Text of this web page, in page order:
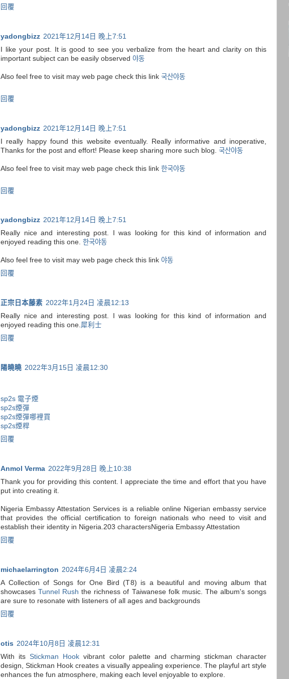
回覆
yadongbizz 2021年12月14日 晚上7:51
I like your post. It is good to see you verbalize from the heart and clarity on this
important subject can be easily observed 야동
Also feel free to visit may web page check this link 국산야동
回覆
yadongbizz 2021年12月14日 晚上7:51
I really happy found this website eventually. Really informative and inoperative,
Thanks for the post and effort! Please keep sharing more such blog. 국산야동
Also feel free to visit may web page check this link 한국야동
回覆
yadongbizz 2021年12月14日 晚上7:51
Really nice and interesting post. I was looking for this kind of information and
enjoyed reading this one. 한국야동
Also feel free to visit may web page check this link 야동
回覆
正宗日本藤素 2022年1月24日 凌晨12:13
Really nice and interesting post. I was looking for this kind of information and
enjoyed reading this one.犀利士
回覆
陽曉曉 2022年3月15日 凌晨12:30
sp2s 電子煙
sp2s煙彈
sp2s煙彈哪裡買
sp2s煙桿
回覆
Anmol Verma 2022年9月28日 晚上10:38
Thank you for providing this content. I appreciate the time and effort that you have
put into creating it.
Nigeria Embassy Attestation Services is a reliable online Nigerian embassy service
that provides the official certification to foreign nationals who need to visit and
establish their identity in Nigeria.203 charactersNigeria Embassy Attestation
回覆
michaelarrington 2024年6月4日 凌晨2:24
A Collection of Songs for One Bird (T8) is a beautiful and moving album that
showcasesTunnel Rush the richness of Taiwanese folk music. The album's songs
are sure to resonate with listeners of all ages and backgrounds
回覆
otis 2024年10月8日 凌晨12:31
With itsStickman Hook vibrant color palette and charming stickman character
design, Stickman Hook creates a visually appealing experience. The playful art style
enhances the fun atmosphere, making each level enjoyable to explore.